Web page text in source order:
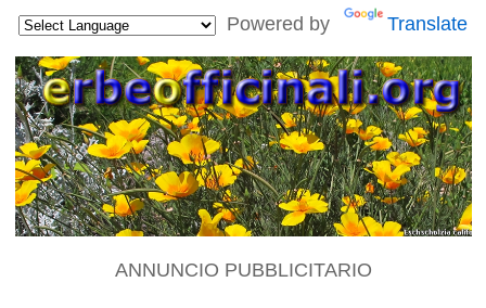
Powered by Translate
ANNUNCIO PUBBLICITARIO